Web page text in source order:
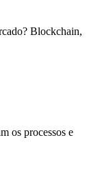
Blockchain,
os processos e